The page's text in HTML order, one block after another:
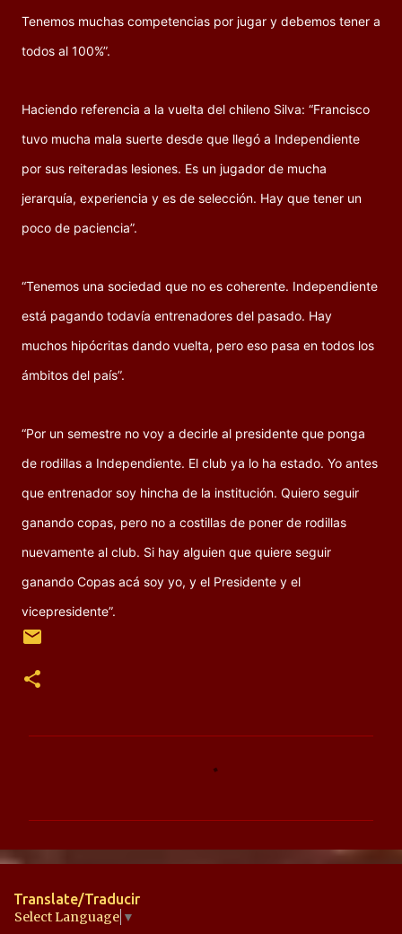
Tenemos muchas competencias por jugar y debemos tener a
todos al 100%”.
Haciendo referencia a la vuelta del chileno Silva: “Francisco
tuvo mucha mala suerte desde que llegó a Independiente
por sus reiteradas lesiones. Es un jugador de mucha
jerarquía, experiencia y es de selección. Hay que tener un
poco de paciencia”.
“Tenemos una sociedad que no es coherente. Independiente
está pagando todavía entrenadores del pasado. Hay
muchos hipócritas dando vuelta, pero eso pasa en todos los
ámbitos del país”.
“Por un semestre no voy a decirle al presidente que ponga
de rodillas a Independiente. El club ya lo ha estado. Yo antes
que entrenador soy hincha de la institución. Quiero seguir
ganando copas, pero no a costillas de poner de rodillas
nuevamente al club. Si hay alguien que quiere seguir
ganando Copas acá soy yo, y el Presidente y el
vicepresidente”.
n
a
Translate/Traducir
Select Language ▼